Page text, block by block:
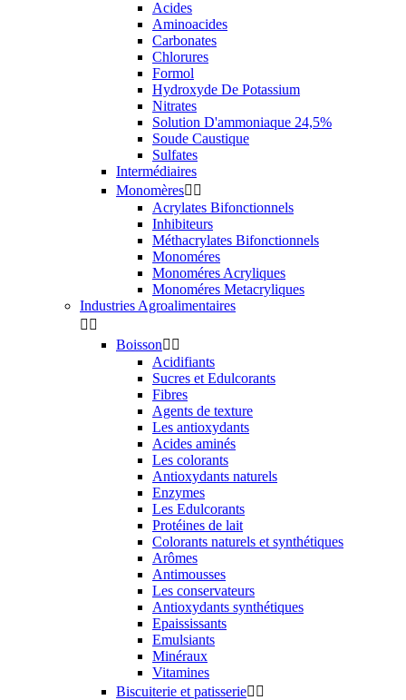
Acides
Aminoacides
Carbonates
Chlorures
Formol
Hydroxyde De Potassium
Nitrates
Solution D'ammoniaque 24,5%
Soude Caustique
Sulfates
Intermédiaires
Monomères 
Acrylates Bifonctionnels
Inhibiteurs
Méthacrylates Bifonctionnels
Monoméres
Monoméres Acryliques
Monoméres Metacryliques
Industries Agroalimentaires
 
Boisson 
Acidifiants
Sucres et Edulcorants
Fibres
Agents de texture
Les antioxydants
Acides aminés
Les colorants
Antioxydants naturels
Enzymes
Les Edulcorants
Protéines de lait
Colorants naturels et synthétiques
Arômes
Antimousses
Les conservateurs
Antioxydants synthétiques
Epaississants
Emulsiants
Minéraux
Vitamines
Biscuiterie et patisserie 